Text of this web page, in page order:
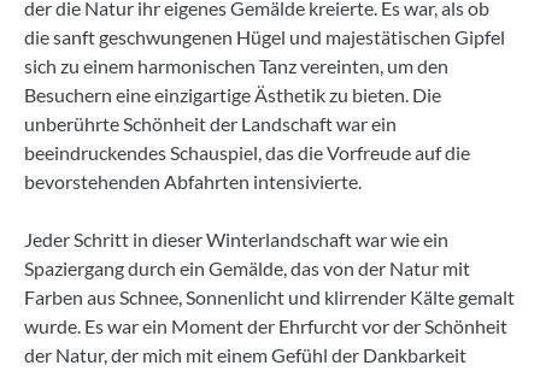
der die Natur ihr eigenes Gemälde kreierte. Es war, als ob
die sanft geschwungenen Hügel und majestätischen Gipfel
sich zu einem harmonischen Tanz vereinten, um den
Besuchern eine einzigartige Ästhetik zu bieten. Die
unberührte Schönheit der Landschaft war ein
beeindruckendes Schauspiel, das die Vorfreude auf die
bevorstehenden Abfahrten intensivierte.
Jeder Schritt in dieser Winterlandschaft war wie ein
Spaziergang durch ein Gemälde, das von der Natur mit
Farben aus Schnee, Sonnenlicht und klirrender Kälte gemalt
wurde. Es war ein Moment der Ehrfurcht vor der Schönheit
der Natur, der mich mit einem Gefühl der Dankbarkeit